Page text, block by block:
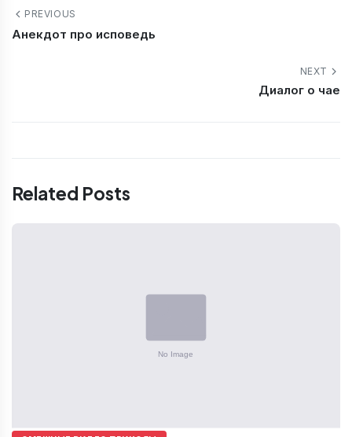
PREVIOUS
Анекдот про исповедь
NEXT
Диалог о чае
Related Posts